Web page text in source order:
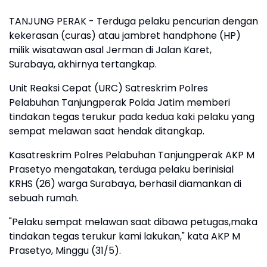
TANJUNG PERAK - Terduga pelaku pencurian dengan
kekerasan (curas) atau jambret handphone (HP)
milik wisatawan asal Jerman di Jalan Karet,
Surabaya, akhirnya tertangkap.
Unit Reaksi Cepat (URC) Satreskrim Polres
Pelabuhan Tanjungperak Polda Jatim memberi
tindakan tegas terukur pada kedua kaki pelaku yang
sempat melawan saat hendak ditangkap.
Kasatreskrim Polres Pelabuhan Tanjungperak AKP M
Prasetyo mengatakan, terduga pelaku berinisial
KRHS (26) warga Surabaya, berhasil diamankan di
sebuah rumah.
"Pelaku sempat melawan saat dibawa petugas,maka
tindakan tegas terukur kami lakukan," kata AKP M
Prasetyo, Minggu (31/5).